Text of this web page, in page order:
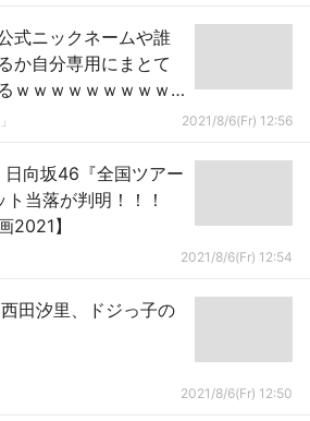
式ニックネームや誰
か自分専用にまとて
ｗｗｗｗｗｗｗｗｗ
2021/8/6(Fr) 12:56
日向坂46『全国ツアー
当落が判明！！！
2021】
2021/8/6(Fr) 12:54
西田汐里、ドジっ子の
2021/8/6(Fr) 12:50